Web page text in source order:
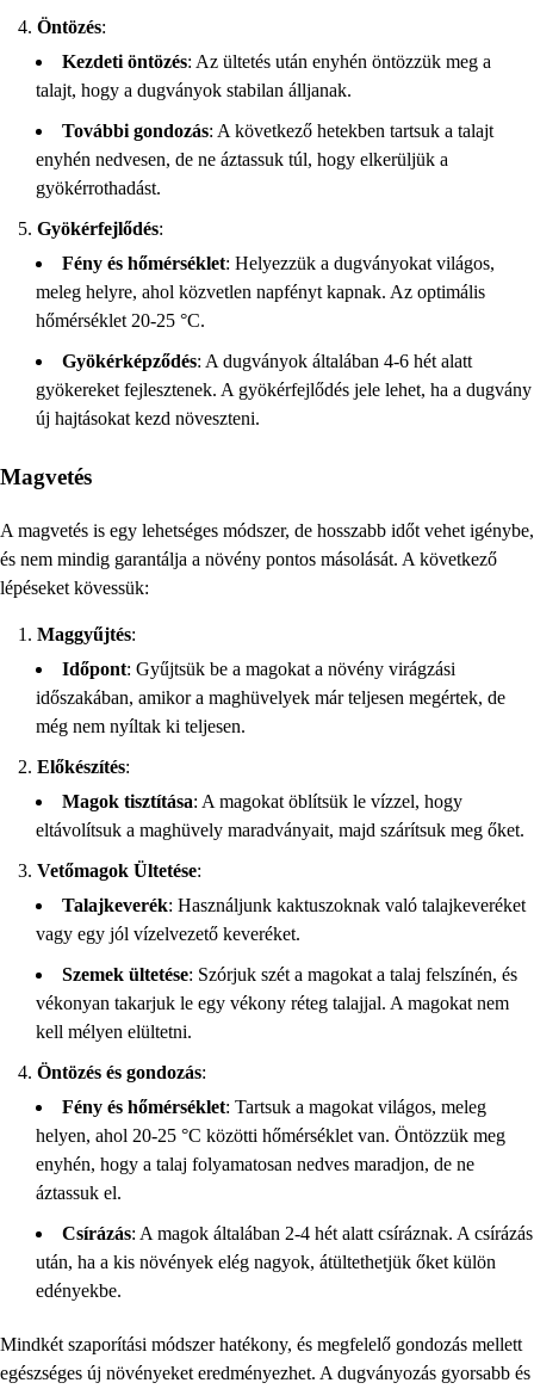
Öntözés:
Kezdeti öntözés: Az ültetés után enyhén öntözzük meg a
talajt, hogy a dugványok stabilan álljanak.
További gondozás: A következő hetekben tartsuk a talajt
enyhén nedvesen, de ne áztassuk túl, hogy elkerüljük a
gyökérrothadást.
Gyökérfejlődés:
Fény és hőmérséklet: Helyezzük a dugványokat világos,
meleg helyre, ahol közvetlen napfényt kapnak. Az optimális
hőmérséklet 20-25 °C.
Gyökérképződés: A dugványok általában 4-6 hét alatt
gyökereket fejlesztenek. A gyökérfejlődés jele lehet, ha a dugvány
új hajtásokat kezd növeszteni.
Magvetés
A magvetés is egy lehetséges módszer, de hosszabb időt vehet igénybe,
és nem mindig garantálja a növény pontos másolását. A következő
lépéseket kövessük:
Maggyűjtés:
Időpont: Gyűjtsük be a magokat a növény virágzási
időszakában, amikor a maghüvelyek már teljesen megértek, de
még nem nyíltak ki teljesen.
Előkészítés:
Magok tisztítása: A magokat öblítsük le vízzel, hogy
eltávolítsuk a maghüvely maradványait, majd szárítsuk meg őket.
Vetőmagok Ültetése:
Talajkeverék: Használjunk kaktuszoknak való talajkeveréket
vagy egy jól vízelvezető keveréket.
Szemek ültetése: Szórjuk szét a magokat a talaj felszínén, és
vékonyan takarjuk le egy vékony réteg talajjal. A magokat nem
kell mélyen elültetni.
Öntözés és gondozás:
Fény és hőmérséklet: Tartsuk a magokat világos, meleg
helyen, ahol 20-25 °C közötti hőmérséklet van. Öntözzük meg
enyhén, hogy a talaj folyamatosan nedves maradjon, de ne
áztassuk el.
Csírázás: A magok általában 2-4 hét alatt csíráznak. A csírázás
után, ha a kis növények elég nagyok, átültethetjük őket külön
edényekbe.
Mindkét szaporítási módszer hatékony, és megfelelő gondozás mellett
egészséges új növényeket eredményezhet. A dugványozás gyorsabb és